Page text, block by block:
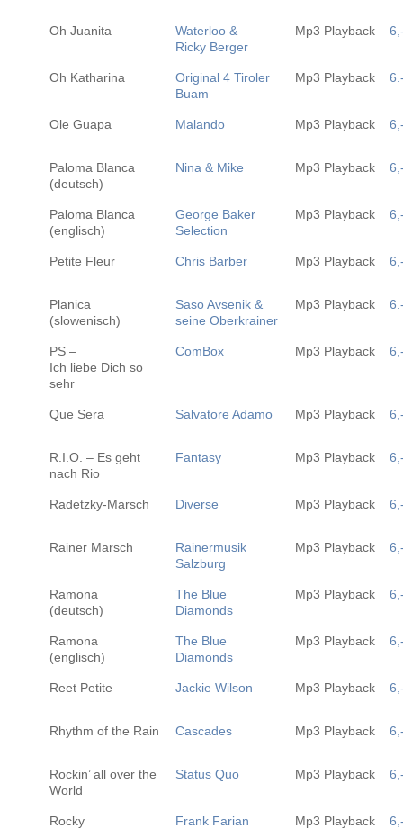
Oh Juanita
Waterloo &
Ricky Berger
Mp3 Playback
Oh Katharina
Original 4 Tiroler
Buam
Mp3 Playback
Ole Guapa Malando Mp3 Playback
Paloma Blanca
(deutsch)
Nina & Mike Mp3 Playback
Paloma Blanca
(englisch)
George Baker
Selection
Mp3 Playback
Petite Fleur Chris Barber Mp3 Playback
Planica
(slowenisch)
Saso Avsenik &
seine Oberkrainer
Mp3 Playback
PS –
Ich liebe Dich so
sehr
ComBox Mp3 Playback
Que Sera Salvatore Adamo Mp3 Playback
R.I.O. – Es geht
nach Rio
Fantasy Mp3 Playback
Radetzky-Marsch Diverse Mp3 Playback
Rainer Marsch
Rainermusik
Salzburg
Mp3 Playback
Ramona
(deutsch)
The Blue
Diamonds
Mp3 Playback
Ramona
(englisch)
The Blue
Diamonds
Mp3 Playback
Reet Petite Jackie Wilson Mp3 Playback
Rhythm of the Rain Cascades Mp3 Playback
Rockin’ all over the
World
Status Quo Mp3 Playback
Rocky Frank Farian Mp3 Playback